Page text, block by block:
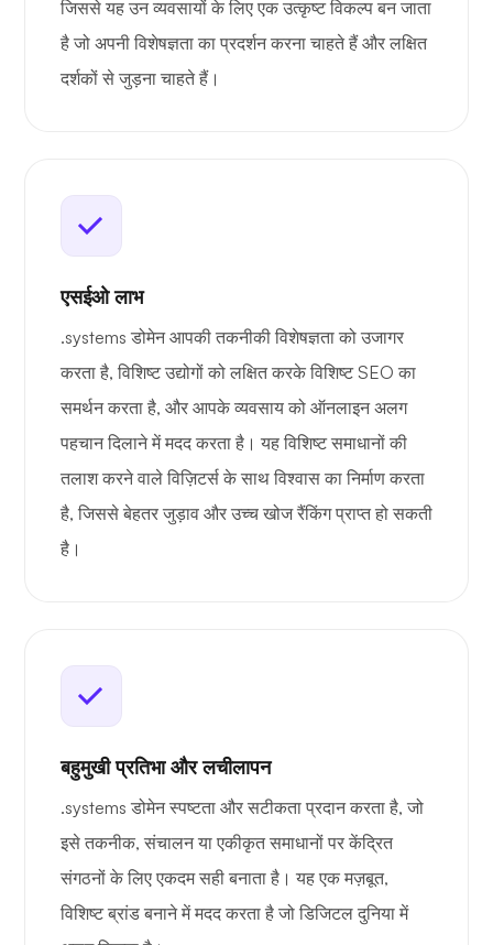
जिससे यह उन व्यवसायों के लिए एक उत्कृष्ट विकल्प बन जाता
है जो अपनी विशेषज्ञता का प्रदर्शन करना चाहते हैं और लक्षित
दर्शकों से जुड़ना चाहते हैं।
एसईओ लाभ
.systems डोमेन आपकी तकनीकी विशेषज्ञता को उजागर
करता है, विशिष्ट उद्योगों को लक्षित करके विशिष्ट SEO का
समर्थन करता है, और आपके व्यवसाय को ऑनलाइन अलग
पहचान दिलाने में मदद करता है। यह विशिष्ट समाधानों की
तलाश करने वाले विज़िटर्स के साथ विश्वास का निर्माण करता
है, जिससे बेहतर जुड़ाव और उच्च खोज रैंकिंग प्राप्त हो सकती
है।
बहुमुखी प्रतिभा और लचीलापन
.systems डोमेन स्पष्टता और सटीकता प्रदान करता है, जो
इसे तकनीक, संचालन या एकीकृत समाधानों पर केंद्रित
संगठनों के लिए एकदम सही बनाता है। यह एक मज़बूत,
विशिष्ट ब्रांड बनाने में मदद करता है जो डिजिटल दुनिया में